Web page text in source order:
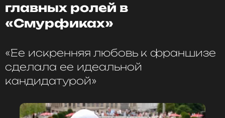
главных ролей в
«Смурфиках»
«Ее искренняя любовь к франшизе
сделала ее идеальной
кандидатурой»